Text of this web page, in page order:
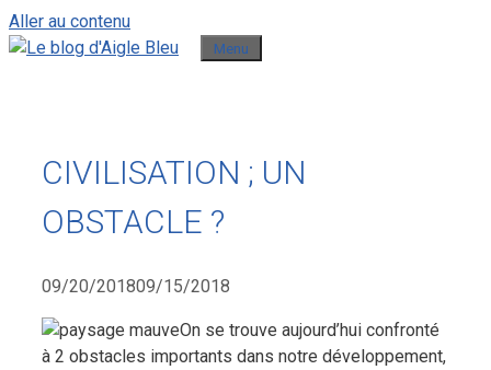
Aller au contenu
Menu
CIVILISATION ; UN
OBSTACLE ?
09/20/201809/15/2018
On se trouve aujourd’hui confronté
à 2 obstacles importants dans notre développement,